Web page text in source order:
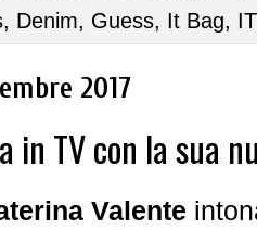
, Denim, Guess, It Bag,
2017
in TV con la sua
Valente